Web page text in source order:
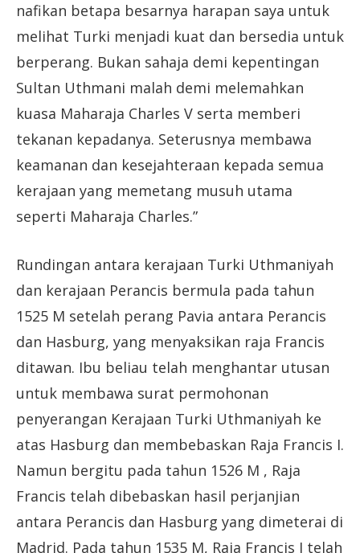
nafikan betapa besarnya harapan saya untuk
melihat Turki menjadi kuat dan bersedia untuk
berperang. Bukan sahaja demi kepentingan
Sultan Uthmani malah demi melemahkan
kuasa Maharaja Charles V serta memberi
tekanan kepadanya. Seterusnya membawa
keamanan dan kesejahteraan kepada semua
kerajaan yang memetang musuh utama
seperti Maharaja Charles.”
Rundingan antara kerajaan Turki Uthmaniyah
dan kerajaan Perancis bermula pada tahun
1525 M setelah perang Pavia antara Perancis
dan Hasburg, yang menyaksikan raja Francis
ditawan. Ibu beliau telah menghantar utusan
untuk membawa surat permohonan
penyerangan Kerajaan Turki Uthmaniyah ke
atas Hasburg dan membebaskan Raja Francis I.
Namun bergitu pada tahun 1526 M , Raja
Francis telah dibebaskan hasil perjanjian
antara Perancis dan Hasburg yang dimeterai di
Madrid. Pada tahun 1535 M, Raja Francis I telah